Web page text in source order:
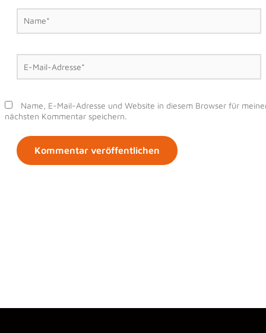
Name*
E-
Mail-
Adresse*
Name, E-Mail-Adresse und Website in diesem Browser für
nächsten Kommentar speichern.